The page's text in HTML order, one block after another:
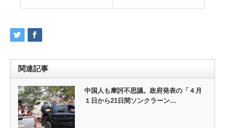
関連記事
中国人も摩訶不思議。政府発表の「４月
１日から21日間ソンクラーン…